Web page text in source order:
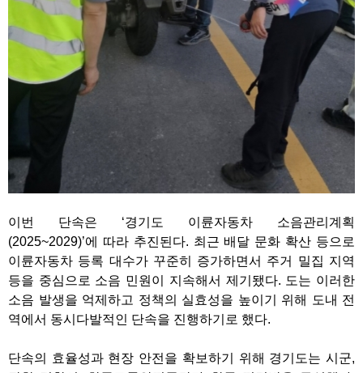
이번 단속은 ‘경기도 이륜자동차 소음관리계획
(2025~2029)’에 따라 추진된다. 최근 배달 문화 확산 등으로
이륜자동차 등록 대수가 꾸준히 증가하면서 주거 밀집 지역
등을 중심으로 소음 민원이 지속해서 제기됐다. 도는 이러한
소음 발생을 억제하고 정책의 실효성을 높이기 위해 도내 전
역에서 동시다발적인 단속을 진행하기로 했다.
단속의 효율성과 현장 안전을 확보하기 위해 경기도는 시군,